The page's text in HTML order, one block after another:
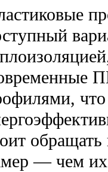
что
— чем их